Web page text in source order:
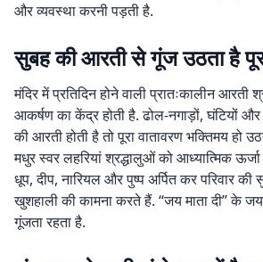
और व्यवस्था करनी पड़ती है.
सुबह की आरती से गूंज उठता है
मंदिर में प्रतिदिन होने वाली प्रातःकालीन आरती
आकर्षण का केंद्र होती है. ढोल-नगाड़ों, घंटियों
की आरती होती है तो पूरा वातावरण भक्तिमय हो
मधुर स्वर लहरियां श्रद्धालुओं को आध्यात्मिक
धूप, दीप, नारियल और पुष्प अर्पित कर परिवार
खुशहाली की कामना करते हैं. “जय माता दी” के
गूंजता रहता है.